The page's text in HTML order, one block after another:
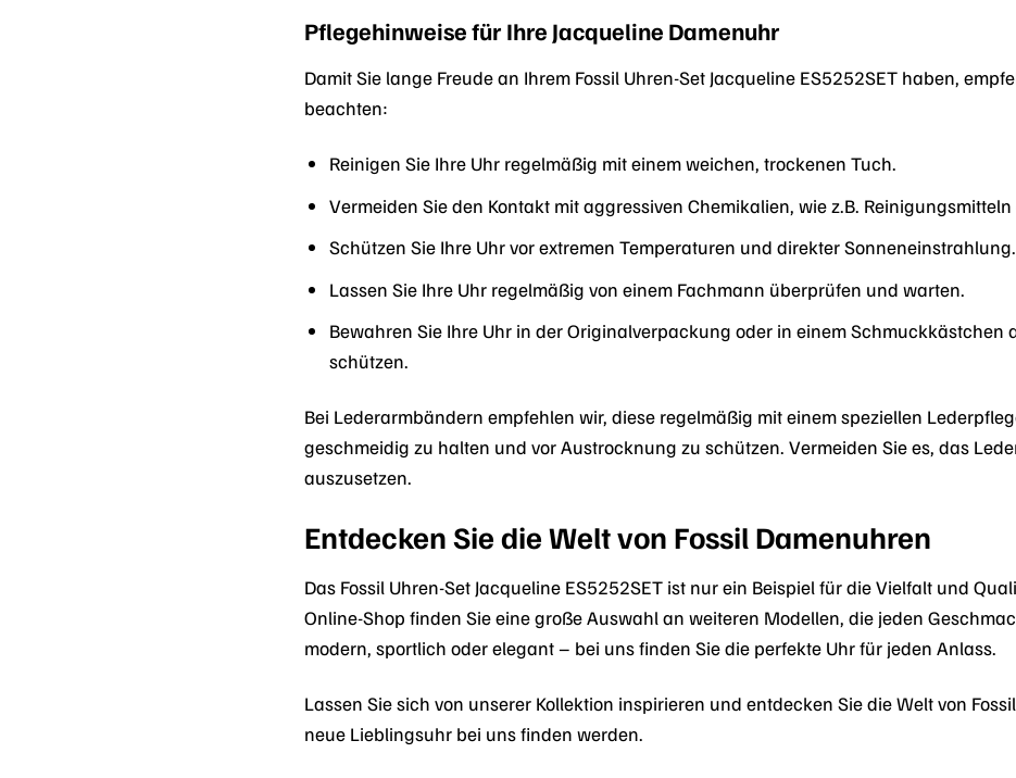
Pflegehinweise für Ihre Jacqueline Damenuhr
Damit Sie lange Freude an Ihrem Fossil Uhren-Set Jacqueline ES5252SET haben,
beachten:
Reinigen Sie Ihre Uhr regelmäßig mit einem weichen, trockenen Tuch.
Vermeiden Sie den Kontakt mit aggressiven Chemikalien, wie z.B.
Schützen Sie Ihre Uhr vor extremen Temperaturen und direkter Sonneneinstrahlung.
Lassen Sie Ihre Uhr regelmäßig von einem Fachmann überprüfen und warten.
Bewahren Sie Ihre Uhr in der Originalverpackung oder in einem Schmuckkästchen
schützen.
Bei Lederarmbändern empfehlen wir, diese regelmäßig mit einem speziellen
geschmeidig zu halten und vor Austrocknung zu schützen. Vermeiden Sie es, das
auszusetzen.
Entdecken Sie die Welt von Fossil Damenuhren
Das Fossil Uhren-Set Jacqueline ES5252SET ist nur ein Beispiel für die Vielfalt und
Online-Shop finden Sie eine große Auswahl an weiteren Modellen, die jeden
modern, sportlich oder elegant – bei uns finden Sie die perfekte Uhr für jeden Anlass.
Lassen Sie sich von unserer Kollektion inspirieren und entdecken Sie die Welt von
neue Lieblingsuhr bei uns finden werden.